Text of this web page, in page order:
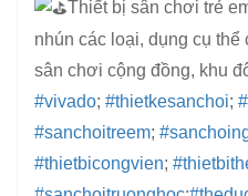
Thiết bị sân chơi trẻ
nhún các loại, dụng cụ
sân chơi cộng đồng, khu
#vivado; #thietkesanchoi;
#sanchoitreem;
#thietbicongvien;